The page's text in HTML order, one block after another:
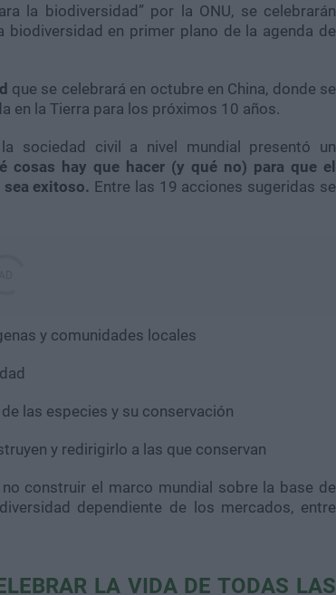
la biodiversidad” por la ONU, se celebrarán
en primer plano de la agenda de
que se celebrará en octubre en China, donde se
en la Tierra para los próximos 10 años.
sociedad civil a nivel mundial presentó un
cosas hay que hacer (y qué no) para que el
exitoso. Entre las 19 acciones sugeridas se
y comunidades locales
las especies y su conservación
y redirigirlo a las que conservan
construir el marco mundial sobre la base de
dependiente de los mercados, entre
LA VIDA DE TODAS LAS